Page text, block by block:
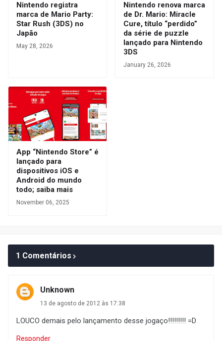
Nintendo registra
marca de Mario Party:
Star Rush (3DS) no
Japão
May 28, 2026
Nintendo renova marca
de Dr. Mario: Miracle
Cure, título “perdido”
da série de puzzle
lançado para Nintendo
3DS
January 26, 2026
App “Nintendo Store” é
lançado para
dispositivos iOS e
Android do mundo
todo; saiba mais
November 06, 2025
1 Comentários
Unknown
13 de agosto de 2012 às 17:38
LOUCO demais pelo lançamento desse jogaço!!!!!!!!! =D
Responder